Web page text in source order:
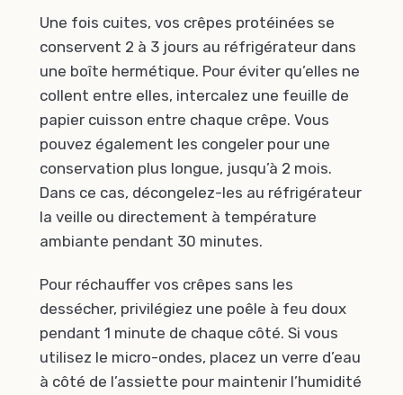
Une fois cuites, vos crêpes protéinées se
conservent 2 à 3 jours au réfrigérateur dans
une boîte hermétique. Pour éviter qu’elles ne
collent entre elles, intercalez une feuille de
papier cuisson entre chaque crêpe. Vous
pouvez également les congeler pour une
conservation plus longue, jusqu’à 2 mois.
Dans ce cas, décongelez-les au réfrigérateur
la veille ou directement à température
ambiante pendant 30 minutes.
Pour réchauffer vos crêpes sans les
dessécher, privilégiez une poêle à feu doux
pendant 1 minute de chaque côté. Si vous
utilisez le micro-ondes, placez un verre d’eau
à côté de l’assiette pour maintenir l’humidité